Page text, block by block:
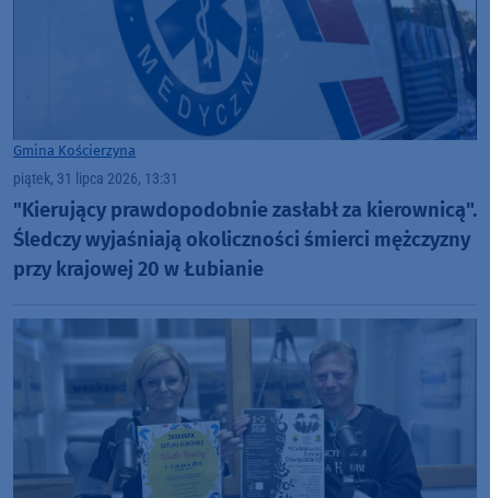
Gmina Kościerzyna
piątek, 31 lipca 2026, 13:31
"Kierujący prawdopodobnie zasłabł za kierownicą".
Śledczy wyjaśniają okoliczności śmierci mężczyzny
przy krajowej 20 w Łubianie